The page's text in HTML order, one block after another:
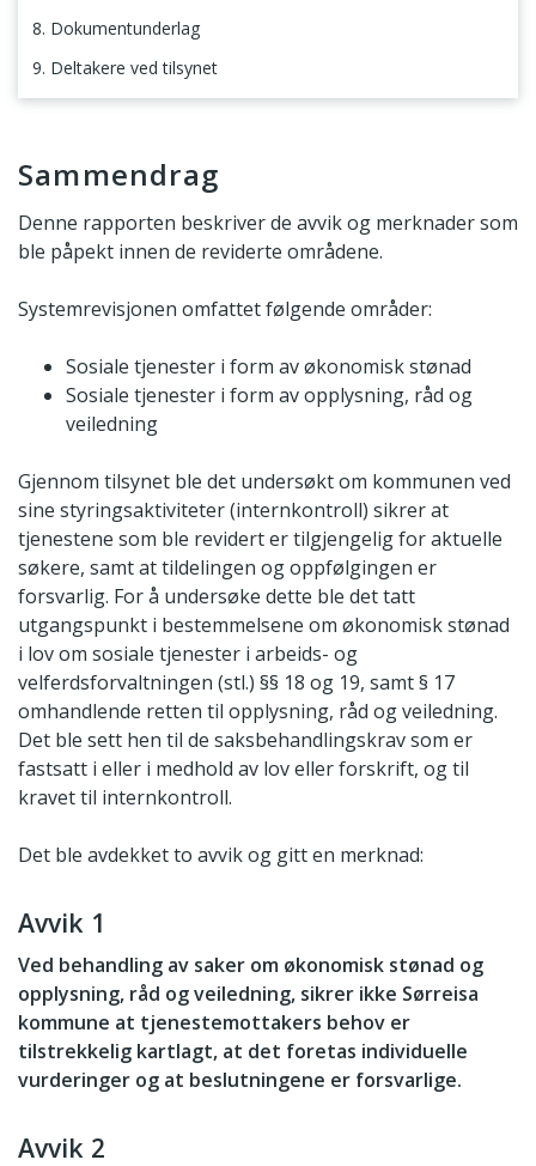
8. Dokumentunderlag
9. Deltakere ved tilsynet
Sammendrag
Denne rapporten beskriver de avvik og merknader som
ble påpekt innen de reviderte områdene.
Systemrevisjonen omfattet følgende områder:
Sosiale tjenester i form av økonomisk stønad
Sosiale tjenester i form av opplysning, råd og
veiledning
Gjennom tilsynet ble det undersøkt om kommunen ved
sine styringsaktiviteter (internkontroll) sikrer at
tjenestene som ble revidert er tilgjengelig for aktuelle
søkere, samt at tildelingen og oppfølgingen er
forsvarlig. For å undersøke dette ble det tatt
utgangspunkt i bestemmelsene om økonomisk stønad
i lov om sosiale tjenester i arbeids- og
velferdsforvaltningen (stl.) §§ 18 og 19, samt § 17
omhandlende retten til opplysning, råd og veiledning.
Det ble sett hen til de saksbehandlingskrav som er
fastsatt i eller i medhold av lov eller forskrift, og til
kravet til internkontroll.
Det ble avdekket to avvik og gitt en merknad:
Avvik 1
Ved behandling av saker om økonomisk stønad og
opplysning, råd og veiledning, sikrer ikke Sørreisa
kommune at tjenestemottakers behov er
tilstrekkelig kartlagt, at det foretas individuelle
vurderinger og at beslutningene er forsvarlige.
Avvik 2